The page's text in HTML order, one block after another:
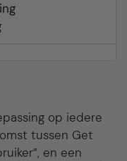
op iedere
tussen Get
en een